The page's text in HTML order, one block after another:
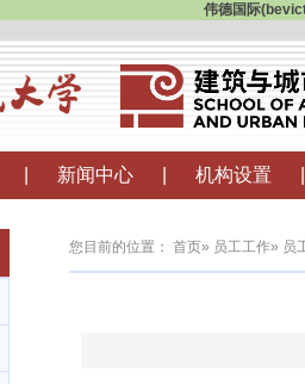
伟德国际
新闻中心 机构设置
您目前的位置： 首页» 员工工作» 员